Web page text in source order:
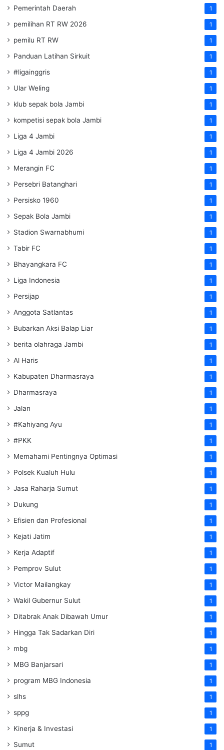
Pemerintah Daerah 1
pemilihan RT RW 2026 1
pemilu RT RW 1
Panduan Latihan Sirkuit 1
#ligainggris 1
Ular Weling 1
klub sepak bola Jambi 1
kompetisi sepak bola Jambi 1
Liga 4 Jambi 1
Liga 4 Jambi 2026 1
Merangin FC 1
Persebri Batanghari 1
Persisko 1960 1
Sepak Bola Jambi 1
Stadion Swarnabhumi 1
Tabir FC 1
Bhayangkara FC 1
Liga Indonesia 1
Persijap 1
Anggota Satlantas 1
Bubarkan Aksi Balap Liar 1
berita olahraga Jambi 1
Al Haris 1
Kabupaten Dharmasraya 1
Dharmasraya 1
Jalan 1
#Kahiyang Ayu 1
#PKK 1
Memahami Pentingnya Optimasi 1
Polsek Kualuh Hulu 1
Jasa Raharja Sumut 1
Dukung 1
Efisien dan Profesional 1
Kejati Jatim 1
Kerja Adaptif 1
Pemprov Sulut 1
Victor Mailangkay 1
Wakil Gubernur Sulut 1
Ditabrak Anak Dibawah Umur 1
Hingga Tak Sadarkan Diri 1
mbg 1
MBG Banjarsari 1
program MBG Indonesia 1
slhs 1
sppg 1
Kinerja & Investasi 1
Sumut 1